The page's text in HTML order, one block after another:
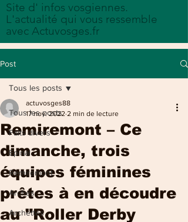
Site d' infos vosgiennes.
L'actualité qui vous ressemble
avec Actuvosges.fr
Post
Tous les posts
Faits divers
Epinal
Remiremont
Arches
Archettes
Tous les posts
Remiremont – Ce
dimanche, trois
équipes féminines
prêtes à en découdre
au "Roller Derby
actuvosges88
17 nov. 2022 2 min de lecture